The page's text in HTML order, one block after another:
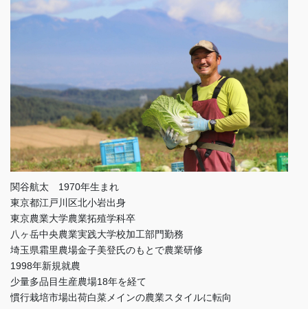
関谷航太 1970年生まれ
東京都江戸川区北小岩出身
東京農業大学農業拓殖学科卒
八ヶ岳中央農業実践大学校加工部門勤務
埼玉県霜里農場金子美登氏のもとで農業研修
1998年新規就農
少量多品目生産農場18年を経て
慣行栽培市場出荷白菜メインの農業スタイルに転向